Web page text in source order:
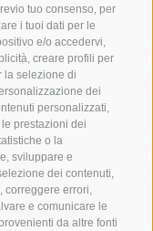
tuo consenso, per
i tuoi dati per le
e/o accedervi,
creare profili per
la selezione di
dei
personalizzati,
prestazioni dei
o la
sviluppare e
dei contenuti,
errori,
e comunicare le
da altre fonti
arresto
capri
carabinieri
incidente
lubrense